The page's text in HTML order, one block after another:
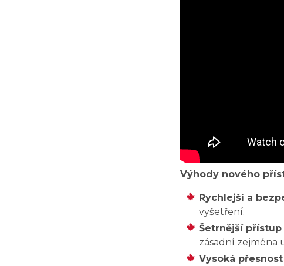
Výhody nového
Rychlejší a
vyšetření.
Šetrnější přístup
zásadní zejména
Vysoká přesnost